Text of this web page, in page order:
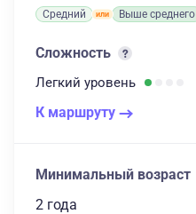
Средний Выше среднего
Сложность
Легкий уровень
К маршруту
Минимальный возраст
2 года